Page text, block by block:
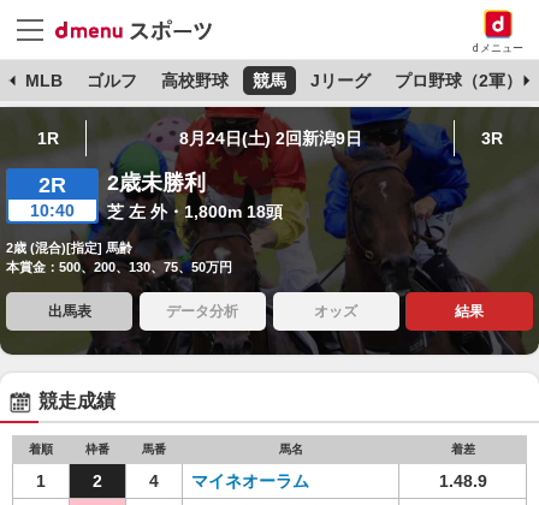
dメニュー
MLB ゴルフ 高校野球 競馬 Jリーグ プロ野球（2軍）
1R 8月24日(土) 2回新潟9日 3R
2R
10:40
2歳未勝利
芝 左 外・1,800m 18頭
2歳 (混合)[指定] 馬齢
本賞金：500、200、130、75、50万円
出馬表 データ分析 オッズ 結果
競走成績
着順 枠番 馬番 馬名 着差
1 2 4 マイネオーラム
1.48.9